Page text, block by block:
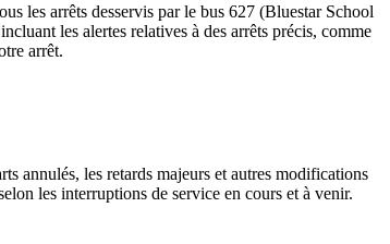
les arrêts desservis par le bus 627 (Bluestar School
les alertes relatives à des arrêts précis, comme
arrêt.
annulés, les retards majeurs et autres modifications
les interruptions de service en cours et à venir.